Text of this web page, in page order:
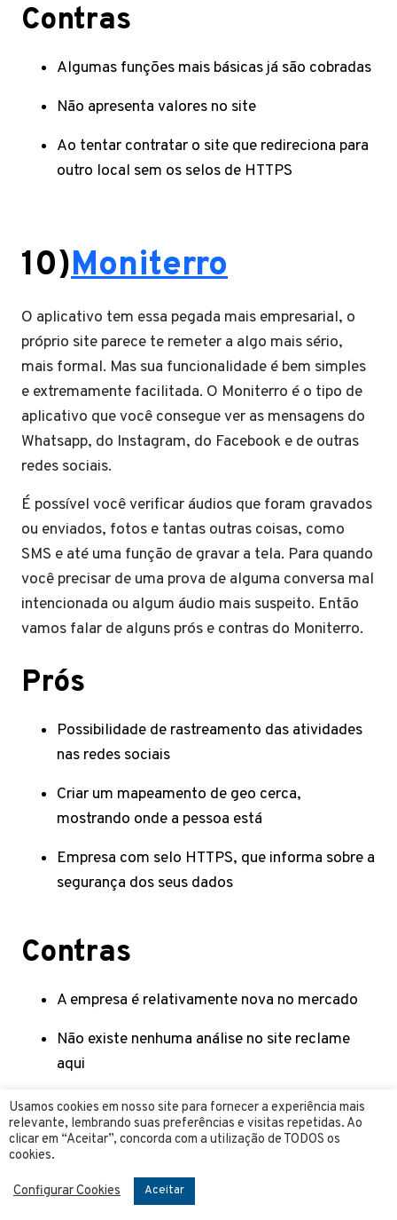
Contras
Algumas funções mais básicas já são cobradas
Não apresenta valores no site
Ao tentar contratar o site que redireciona para
outro local sem os selos de HTTPS
10)Moniterro
O aplicativo tem essa pegada mais empresarial, o
próprio site parece te remeter a algo mais sério,
mais formal. Mas sua funcionalidade é bem simples
e extremamente facilitada. O Moniterro é o tipo de
aplicativo que você consegue ver as mensagens do
Whatsapp, do Instagram, do Facebook e de outras
redes sociais.
É possível você verificar áudios que foram gravados
ou enviados, fotos e tantas outras coisas, como
SMS e até uma função de gravar a tela. Para quando
você precisar de uma prova de alguma conversa mal
intencionada ou algum áudio mais suspeito. Então
vamos falar de alguns prós e contras do Moniterro.
Prós
Possibilidade de rastreamento das atividades
nas redes sociais
Criar um mapeamento de geo cerca,
mostrando onde a pessoa está
Empresa com selo HTTPS, que informa sobre a
segurança dos seus dados
Contras
A empresa é relativamente nova no mercado
Não existe nenhuma análise no site reclame
aqui
Alta preocupação ética
Melhor aplicativo
Usamos cookies em nosso site para fornecer a experiência mais
relevante, lembrando suas preferências e visitas repetidas. Ao
clicar em “Aceitar”, concorda com a utilização de TODOS os
cookies.
Configurar Cookies Aceitar